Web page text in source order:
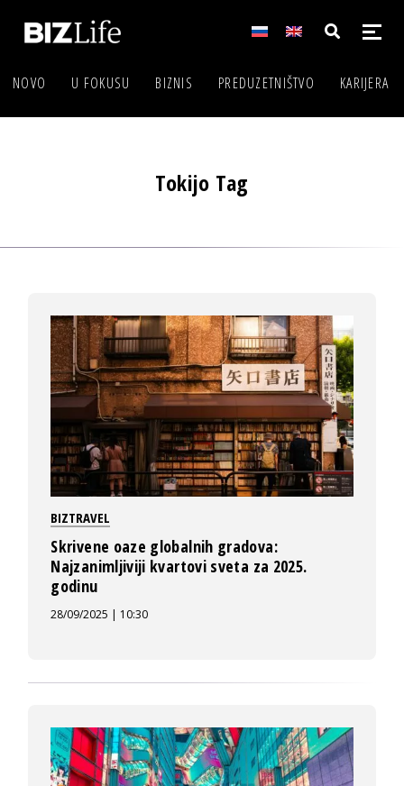
NOVO U FOKUSU BIZNIS PREDUZETNIŠTVO KARIJERA
Tokijo Tag
BIZTRAVEL
Skrivene oaze globalnih gradova:
Najzanimljiviji kvartovi sveta za 2025.
godinu
28/09/2025 | 10:30